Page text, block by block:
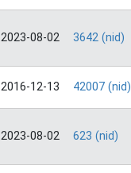
2023-08-02 3642 (nid)
2016-12-13 42007 (nid)
2023-08-02 623 (nid)